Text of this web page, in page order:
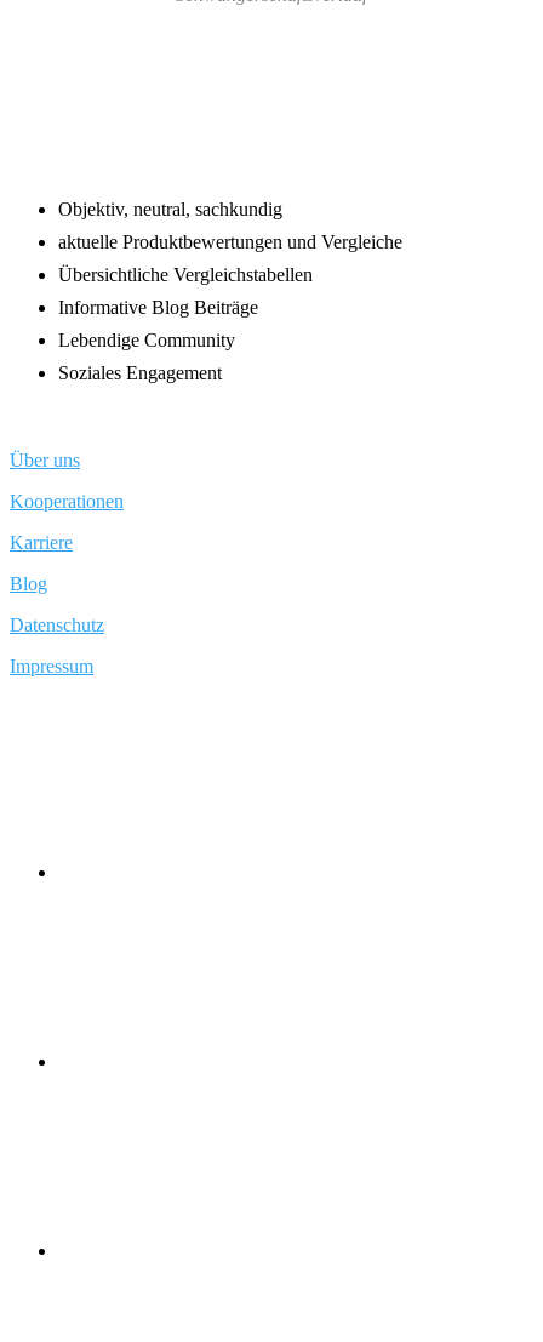
Objektiv, neutral, sachkundig
aktuelle Produktbewertungen und Vergleiche
Übersichtliche Vergleichstabellen
Informative Blog Beiträge
Lebendige Community
Soziales Engagement
Über uns
Kooperationen
Karriere
Blog
Datenschutz
Impressum